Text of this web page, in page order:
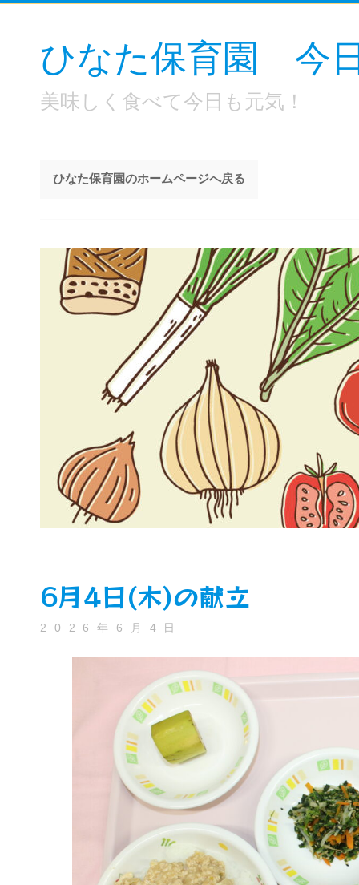
ひなた保育園 今
美味しく食べて今日も元気！
ひなた保育園のホームページへ戻る
6月4日(木)の献立
2026年6月4日